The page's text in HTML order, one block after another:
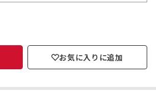
お気に入りに追加